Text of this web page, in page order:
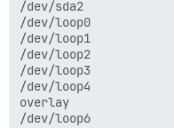
/dev/sda2
/dev/loop0
/dev/loop1
/dev/loop2
/dev/loop3
/dev/loop4
overlay
/dev/loop6